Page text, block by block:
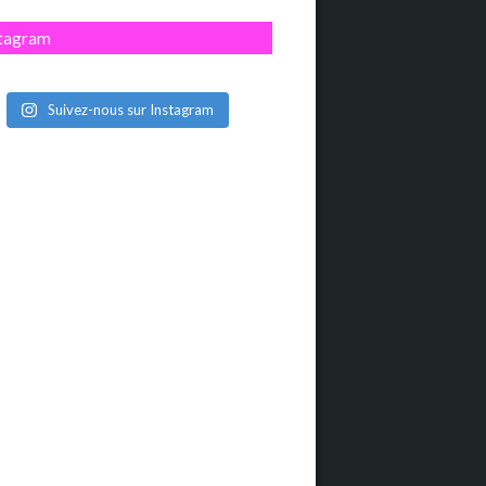
Suivez-nous sur Instagram